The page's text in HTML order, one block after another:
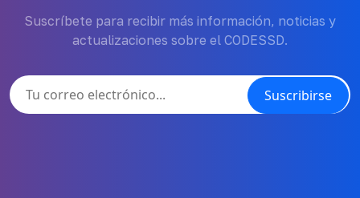
Suscríbete para recibir más información, noticias y
actualizaciones sobre el CODESSD.
Suscribirse